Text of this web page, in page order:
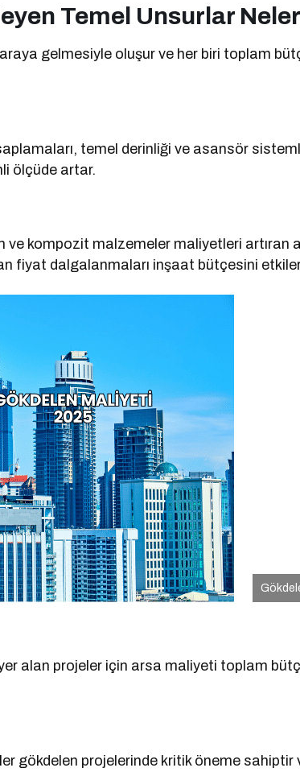
Temel Unsurlar
gelmesiyle oluşur ve her biri toplam
temel derinliği ve asansör
ölçüde artar.
ve kompozit malzemeler maliyetleri artıran
fiyat dalgalanmaları inşaat bütçesini
alan projeler için arsa maliyeti toplam
gökdelen projelerinde kritik öneme sahiptir